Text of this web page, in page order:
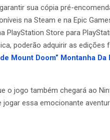
sua cópia pré-
na Steam e na Epic
PlayStation Store para
poderão adquirir as
Mount Doom” Montanha Da
o jogo também chegará ao
essa emocionante